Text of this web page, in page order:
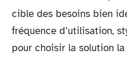
cible des besoins bien
fréquence d’utilisation,
pour choisir la solution